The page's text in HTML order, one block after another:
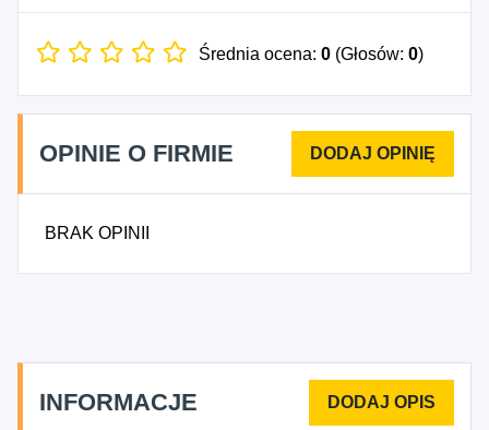
Data rozpoczęcia działalności gospodarczej
Średnia ocena: 0 (Głosów: 0)
OPINIE O FIRMIE
BRAK OPINII
INFORMACJE